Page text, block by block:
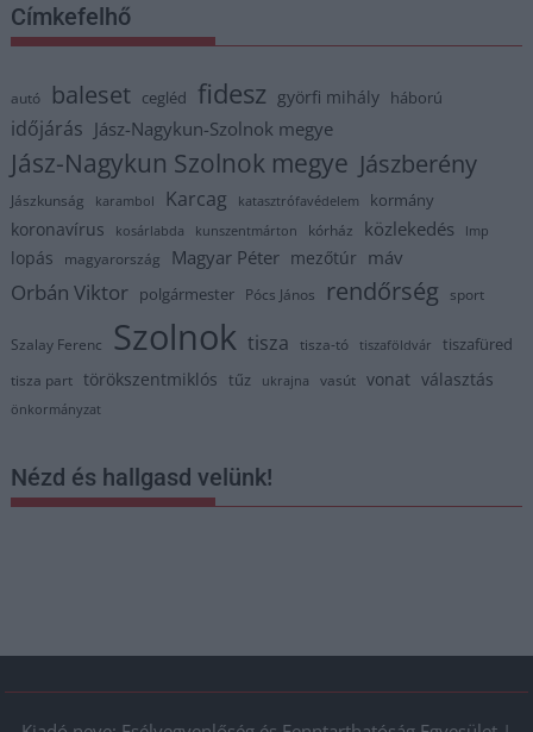
Címkefelhő
autó baleset cegléd fidesz györfi mihály háború
időjárás Jász-Nagykun-Szolnok megye
Jász-Nagykun Szolnok megye Jászberény
Jászkunság karambol Karcag katasztrófavédelem kormány
koronavírus kosárlabda kunszentmárton kórház közlekedés lmp
lopás magyarország Magyar Péter mezőtúr máv
Orbán Viktor polgármester Pócs János rendőrség sport
Szalay Ferenc Szolnok tisza tisza-tó tiszaföldvár tiszafüred
tisza part törökszentmiklós tűz ukrajna vasút vonat választás
önkormányzat
Nézd és hallgasd velünk!